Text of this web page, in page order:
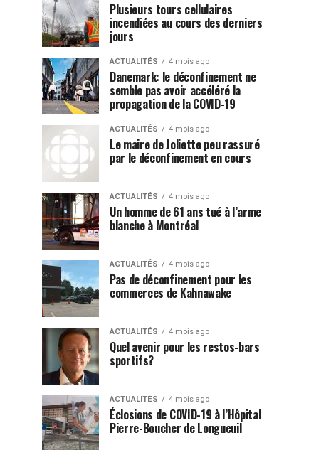
Plusieurs tours cellulaires
incendiées au cours des derniers
jours
ACTUALITÉS 4 mois ago
Danemark: le déconfinement ne
semble pas avoir accéléré la
propagation de la COVID-19
ACTUALITÉS 4 mois ago
Le maire de Joliette peu rassuré
par le déconfinement en cours
ACTUALITÉS 4 mois ago
Un homme de 61 ans tué à l’arme
blanche à Montréal
ACTUALITÉS 4 mois ago
Pas de déconfinement pour les
commerces de Kahnawake
ACTUALITÉS 4 mois ago
Quel avenir pour les restos-bars
sportifs?
ACTUALITÉS 4 mois ago
Éclosions de COVID-19 à l’Hôpital
Pierre-Boucher de Longueuil